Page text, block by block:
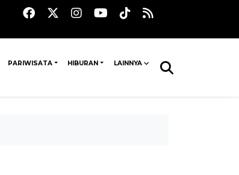
PARIWISATA HIBURAN LAINNYA